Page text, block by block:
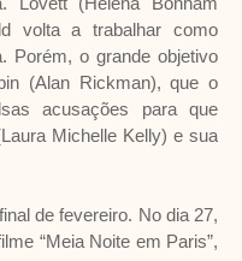
volta a trabalhar como
Porém, o grande objetivo
(Alan Rickman), que o
acusações para que
Michelle Kelly) e sua
de fevereiro. No dia 27,
“Meia Noite em Paris”,